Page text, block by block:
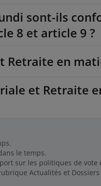
sont-ils
8 et article 9 ?
Retraite en
et Retraite
le temps.
sur les politiques de vote
Actualités et